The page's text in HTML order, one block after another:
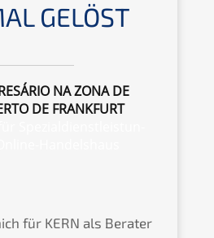
GELÖST
NA ZONA DE
DE FRANKFURT
für KERN als Berater